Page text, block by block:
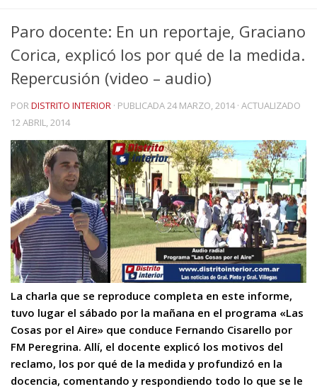
Paro docente: En un reportaje, Graciano
Corica, explicó los por qué de la medida.
Repercusión (video – audio)
PORDISTRITO INTERIOR · PUBLICADA24 MARZO, 2014· ACTUALIZADO
12 ABRIL, 2014
La charla que se reproduce completa en este informe,
tuvo lugar el sábado por la mañana en el programa «Las
Cosas por el Aire» que conduce Fernando Cisarello por
FM Peregrina. Allí, el docente explicó los motivos del
reclamo, los por qué de la medida y profundizó en la
docencia, comentando y respondiendo todo lo que se le